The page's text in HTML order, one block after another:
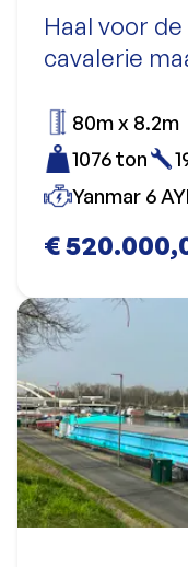
Haal voor de
cavalerie
€
80m x 8.2m
1076 ton
Yanmar 6